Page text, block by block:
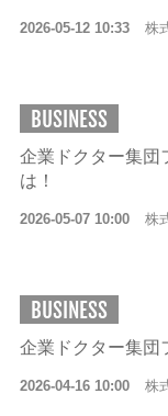
2026-05-12 10:33 株
BUSINESS
企業ドクター集団
は！
2026-05-07 10:00 株
BUSINESS
企業ドクター集団
2026-04-16 10:00 株